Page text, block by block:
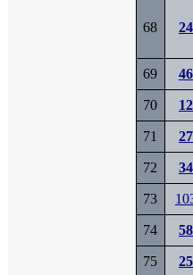
68 24
69 46
70 12
71 27
72 34
73
74 58
75 25